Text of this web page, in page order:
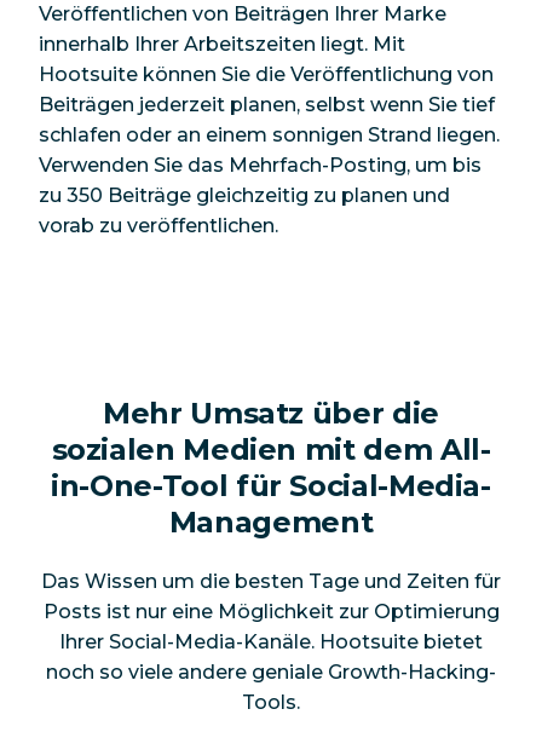
Veröffentlichen von Beiträgen Ihrer Marke
innerhalb Ihrer Arbeitszeiten liegt. Mit
Hootsuite können Sie die Veröffentlichung von
Beiträgen jederzeit planen, selbst wenn Sie tief
schlafen oder an einem sonnigen Strand liegen.
Verwenden Sie das Mehrfach-Posting, um bis
zu 350 Beiträge gleichzeitig zu planen und
vorab zu veröffentlichen.
Mehr Umsatz über die
sozialen Medien mit dem All-
in-One-Tool für Social-Media-
Management
Das Wissen um die besten Tage und Zeiten für
Posts ist nur eine Möglichkeit zur Optimierung
Ihrer Social-Media-Kanäle. Hootsuite bietet
noch so viele andere geniale Growth-Hacking-
Tools.